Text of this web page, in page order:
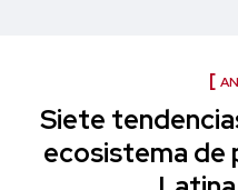
Siete
ecosistema de